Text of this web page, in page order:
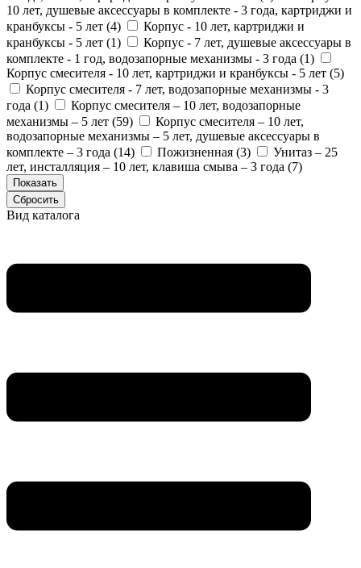
10 лет, душевые аксессуары в комплекте - 3 года, картриджи и
кранбуксы - 5 лет (4)
Корпус - 10 лет, картриджи и
кранбуксы - 5 лет (1)
Корпус - 7 лет, душевые аксессуары в
комплекте - 1 год, водозапорные механизмы - 3 года (1)
Корпус смесителя - 10 лет, картриджи и кранбуксы - 5 лет (5)
Корпус смесителя - 7 лет, водозапорные механизмы - 3
года (1)
Корпус смесителя – 10 лет, водозапорные
механизмы – 5 лет (59)
Корпус смесителя – 10 лет,
водозапорные механизмы – 5 лет, душевые аксессуары в
комплекте – 3 года (14) Пожизненная (3)
Унитаз – 25
лет, инсталляция – 10 лет, клавиша смыва – 3 года (7)
Вид каталога